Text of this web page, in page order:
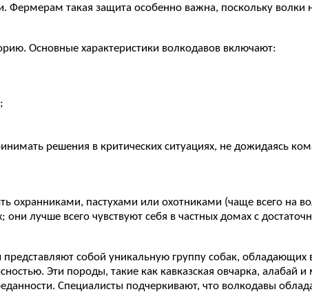
такая защита особенно важна, поскольку волки
Основные характеристики волкодавов включают:
решения в критических ситуациях, не дожидаясь
охранниками, пастухами или охотниками (чаще всего на
лучше всего чувствуют себя в частных домах с
собой уникальную группу собак,
Эти породы, такие как кавказская овчарка, алабай
Специалисты подчеркивают, что волкодавы